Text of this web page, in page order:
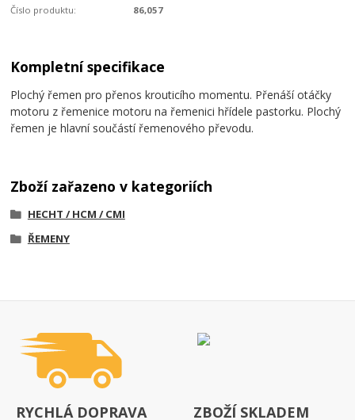
Číslo produktu: 86,057
Kompletní specifikace
Plochý řemen pro přenos krouticího momentu. Přenáší otáčky
motoru z řemenice motoru na řemenici hřídele pastorku. Plochý
řemen je hlavní součástí řemenového převodu.
Zboží zařazeno v kategoriích
HECHT / HCM / CMI
ŘEMENY
RYCHLÁ DOPRAVA ZBOŽÍ SKLADEM